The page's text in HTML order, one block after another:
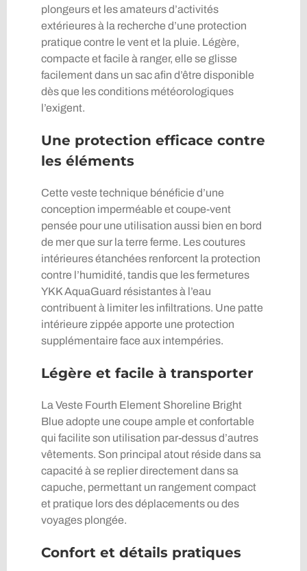
plongeurs et les amateurs d’activités
extérieures à la recherche d’une protection
pratique contre le vent et la pluie. Légère,
compacte et facile à ranger, elle se glisse
facilement dans un sac afin d’être disponible
dès que les conditions météorologiques
l’exigent.
Une protection efficace contre
les éléments
Cette veste technique bénéficie d’une
conception imperméable et coupe-vent
pensée pour une utilisation aussi bien en bord
de mer que sur la terre ferme. Les coutures
intérieures étanchées renforcent la protection
contre l’humidité, tandis que les fermetures
YKK AquaGuard résistantes à l’eau
contribuent à limiter les infiltrations. Une patte
intérieure zippée apporte une protection
supplémentaire face aux intempéries.
Légère et facile à transporter
La Veste Fourth Element Shoreline Bright
Blue adopte une coupe ample et confortable
qui facilite son utilisation par-dessus d’autres
vêtements. Son principal atout réside dans sa
capacité à se replier directement dans sa
capuche, permettant un rangement compact
et pratique lors des déplacements ou des
voyages plongée.
Confort et détails pratiques